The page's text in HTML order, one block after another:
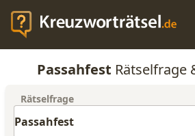
Passahfest Rätselfrage
Rätselfrage